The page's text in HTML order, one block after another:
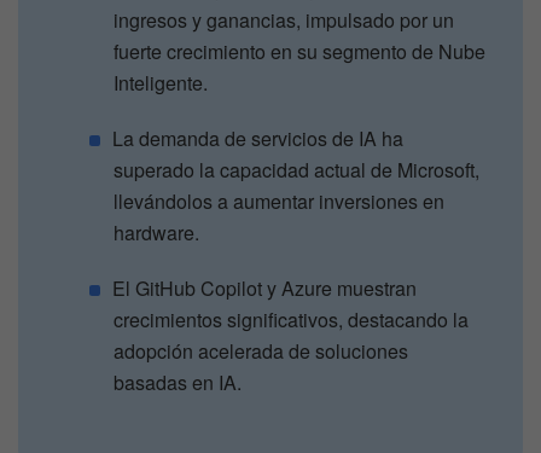
ingresos y ganancias, impulsado por un
fuerte crecimiento en su segmento de Nube
Inteligente.
La demanda de servicios de IA ha
superado la capacidad actual de Microsoft,
llevándolos a aumentar inversiones en
hardware.
El GitHub Copilot y Azure muestran
crecimientos significativos, destacando la
adopción acelerada de soluciones
basadas en IA.